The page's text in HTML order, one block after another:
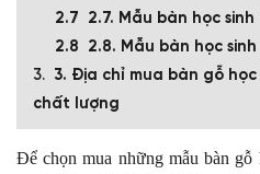
2.7. Mẫu bàn học sinh
2.8. Mẫu bàn học
3. Địa chỉ mua bàn gỗ
chất lượng
Để chọn mua những mẫu bàn